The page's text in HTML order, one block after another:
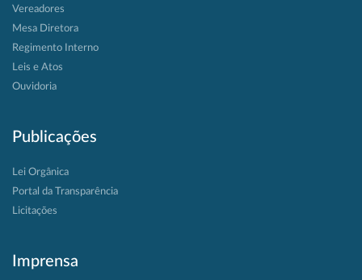
Vereadores
Mesa Diretora
Regimento Interno
Leis e Atos
Ouvidoria
Publicações
Lei Orgânica
Portal da Transparência
Licitações
Imprensa